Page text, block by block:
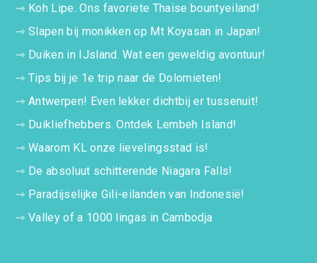
⇾ Koh Lipe. Ons favoriete Thaise bountyeiland!
⇾Slapen bij monikken op Mt Koyasan in Japan!
⇾ Duiken in IJsland. Wat een geweldig avontuur!
⇾Tips bij je 1e trip naar de Dolomieten!
⇾Antwerpen! Even lekker dichtbij er tussenuit!
⇾ Duikliefhebbers. Ontdek Lembeh Island!
⇾Waarom KL onze lievelingsstad is!
⇾ De absoluut schitterende Niagara Falls!
⇾ Paradijselijke Gili-eilanden van Indonesië!
⇾Valley of a 1000 lingas in Cambodja